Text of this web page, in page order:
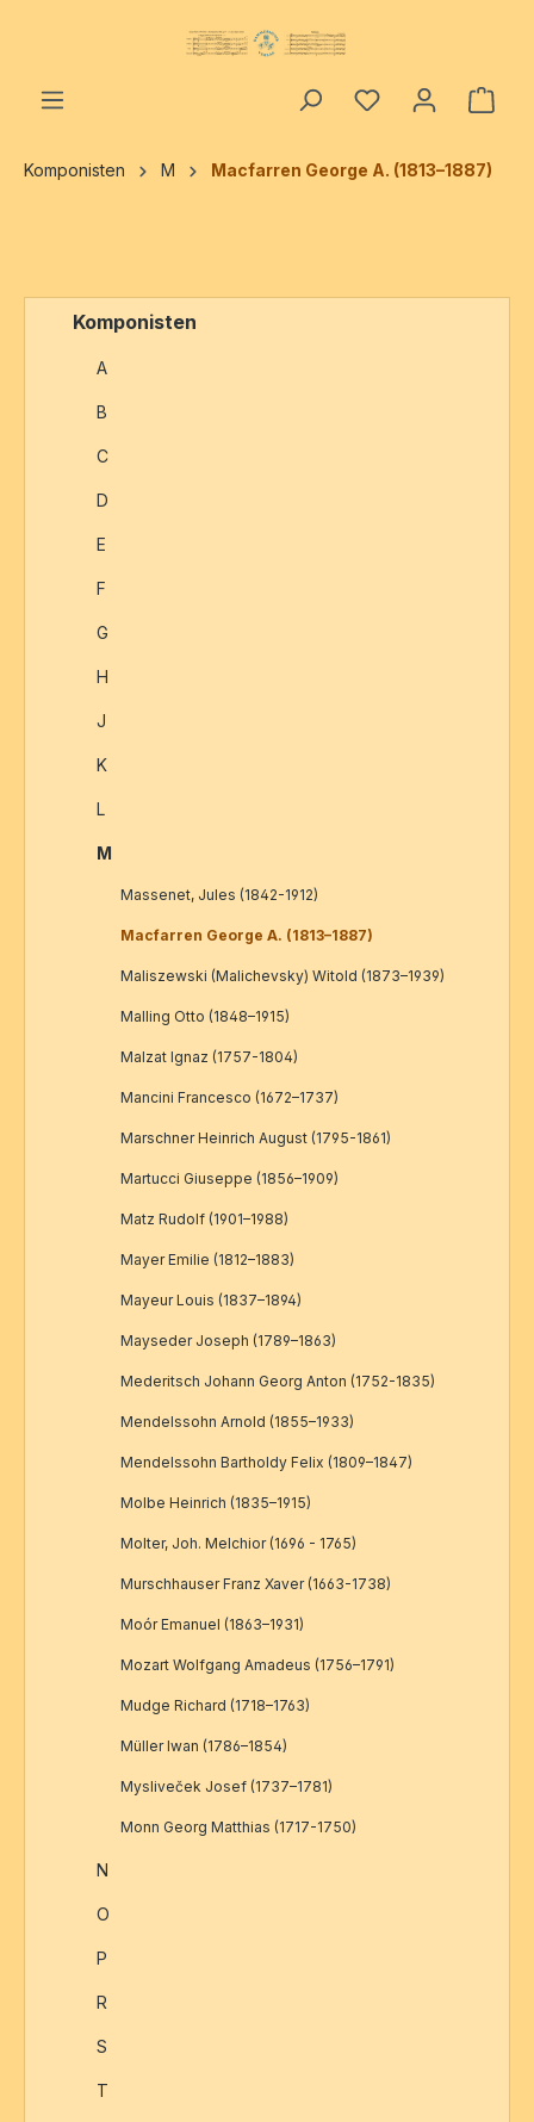
Komponisten M Macfarren George A. (1813–1887)
Komponisten
A
B
C
D
E
F
G
H
J
K
L
M
Massenet, Jules (1842-1912)
Macfarren George A. (1813–1887)
Maliszewski (Malichevsky) Witold (1873–1939)
Malling Otto (1848–1915)
Malzat Ignaz (1757-1804)
Mancini Francesco (1672–1737)
Marschner Heinrich August (1795-1861)
Martucci Giuseppe (1856–1909)
Matz Rudolf (1901–1988)
Mayer Emilie (1812–1883)
Mayeur Louis (1837–1894)
Mayseder Joseph (1789–1863)
Mederitsch Johann Georg Anton (1752-1835)
Mendelssohn Arnold (1855–1933)
Mendelssohn Bartholdy Felix (1809–1847)
Molbe Heinrich (1835–1915)
Molter, Joh. Melchior (1696 - 1765)
Murschhauser Franz Xaver (1663-1738)
Moór Emanuel (1863–1931)
Mozart Wolfgang Amadeus (1756–1791)
Mudge Richard (1718–1763)
Müller Iwan (1786–1854)
Mysliveček Josef (1737–1781)
Monn Georg Matthias (1717-1750)
N
O
P
R
S
T